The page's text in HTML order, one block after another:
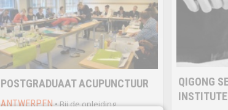
POSTGRADUAAT ACUPUNCTUUR
ANTWERPEN• Bij de opleiding
QIGONG
INSTITUTE